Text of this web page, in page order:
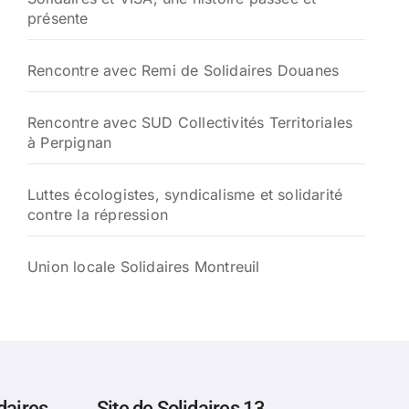
présente
Rencontre avec Remi de Solidaires Douanes
Rencontre avec SUD Collectivités Territoriales
à Perpignan
Luttes écologistes, syndicalisme et solidarité
contre la répression
Union locale Solidaires Montreuil